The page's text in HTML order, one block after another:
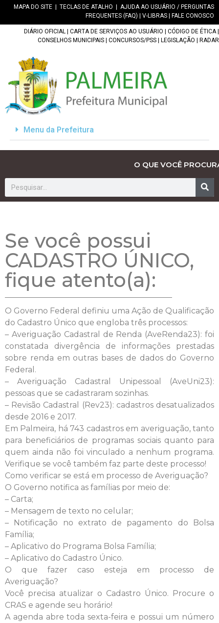
MAPA DO SITE TECLAS DE ATALHO
AJUDA AO USUÁRIO / PERGUNTAS
FREQUENTES (FAQ)
V-LIBRAS FALE CONOSCO
DIÁRIO OFICIAL CARTA DE SERVIÇOS AO USUÁRIO CÓDIGO DE ÉTICA|
CONSELHOS MUNICIPAIS
CONCURSOS/PSS LEGISLAÇÃO RADAR
Menu da Prefeitura
O QUE VOCÊ
Se você possui
CADASTRO ÚNICO,
fique atento(a):
O Governo Federal definiu uma Ação de Qualificação
do Cadastro Único que engloba três processos:
– Averiguação Cadastral de Renda (AveRenda23): foi
constatada divergência de informações prestadas
sobre renda em outras bases de dados do Governo
Federal.
– Averiguação Cadastral Unipessoal (AveUni23):
pessoas que se cadastraram sozinhas.
– Revisão Cadastral (Rev23): cadastros desatualizados
desde 2016 e 2017.
Em Palmeira, há 743 cadastros em averiguação, tanto
para beneficiários de programas sociais quanto para
quem ainda não foi vinculado a nenhum programa.
Verifique se você também faz parte deste processo!
Como verificar se está em processo de Averiguação?
O Governo notifica as famílias por meio de:
– Carta;
– Mensagem de texto no celular;
– Notificação no extrato de pagamento do Bolsa
Família;
– Aplicativo do Programa Bolsa Família;
– Aplicativo do Cadastro Único.
O que fazer caso esteja em processo de
Averiguação?
Você precisa atualizar o Cadastro Único. Procure o
CRAS e agende seu horário!
A agenda abre toda sexta-feira e possui um número